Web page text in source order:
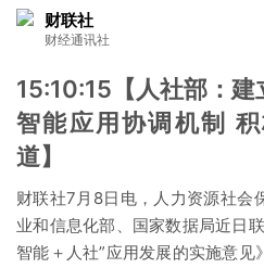
财联社
财经通讯社
15:10:15【人社部：
智能应用协调机制
道】
财联社7月8日电，人力资源社会
业和信息化部、国家数据局近日
智能＋人社”应用发展的实施意